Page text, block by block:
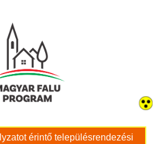
Horgász Egyesület
Íjász Baráti Kör
érintő településrendezési